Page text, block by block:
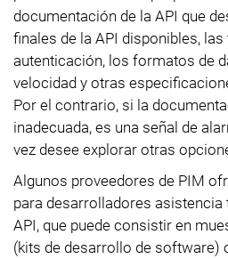
documentación de la API que
finales de la API disponibles,
autenticación, los formatos de
velocidad y otras
Por el contrario, si la
inadecuada, es una señal de
vez desee explorar otras
Algunos proveedores de PIM
para desarrolladores asistencia
API, que puede consistir en
(kits de desarrollo de software)